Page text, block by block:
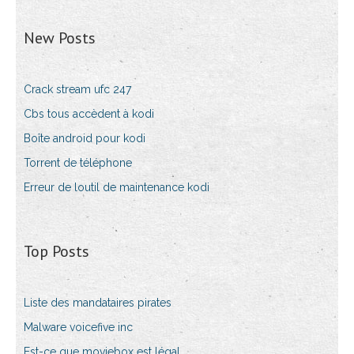
New Posts
Crack stream ufc 247
Cbs tous accèdent à kodi
Boîte android pour kodi
Torrent de téléphone
Erreur de loutil de maintenance kodi
Top Posts
Liste des mandataires pirates
Malware voicefive inc